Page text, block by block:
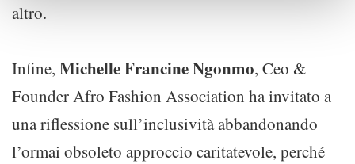
altro.
Infine, Michelle Francine Ngonmo, Ceo &
Founder Afro Fashion Association ha invitato a
una riflessione sull’inclusività abbandonando
l’ormai obsoleto approccio caritatevole, perché